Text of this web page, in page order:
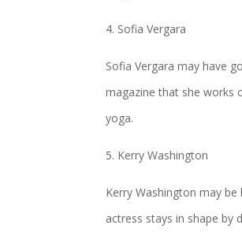
4. Sofia Vergara
Sofia Vergara may have
magazine that she works
yoga.
5. Kerry Washington
Kerry Washington may
actress stays in shape by